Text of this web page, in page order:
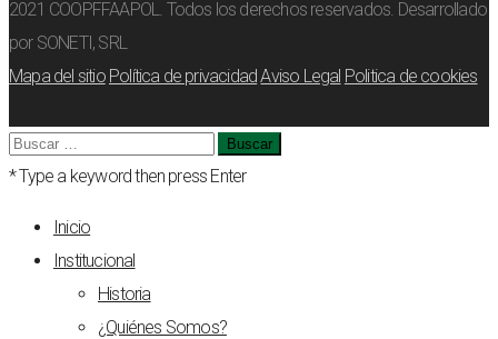
2021 COOPFFAAPOL. Todos los derechos reservados. Desarrollado
por SONETI, SRL
Mapa del sitio Política de privacidadAviso Legal Politica de cookies
Buscar:
* Type a keyword then press Enter
Inicio
Institucional
Historia
¿Quiénes Somos?